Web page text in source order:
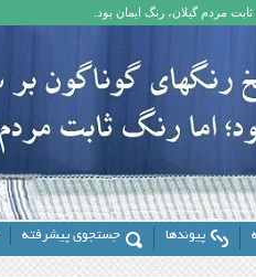
مردم گیلان، رنگ ایمان بود.
پیوندها جستجوی پیشرفته